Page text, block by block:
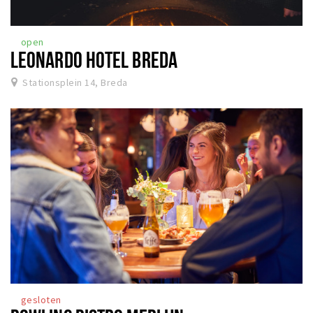
open
LEONARDO HOTEL BREDA
Stationsplein 14, Breda
gesloten